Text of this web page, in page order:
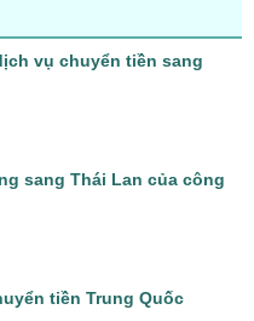
vụ chuyển tiền sang
sang Thái Lan của công
tiền Trung Quốc